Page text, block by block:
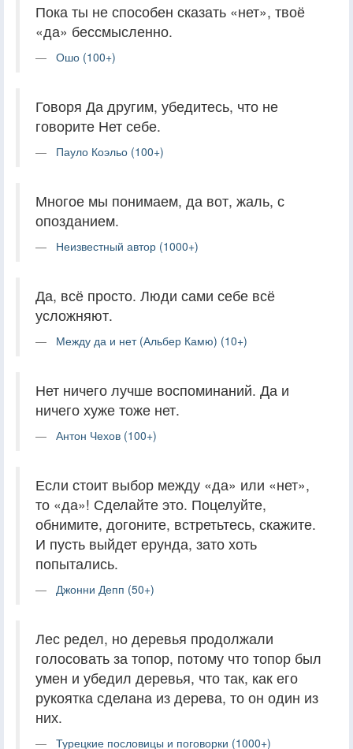
Пока ты не способен сказать «нет», твоё
«да» бессмысленно.
Ошо (100+)
Говоря Да другим, убедитесь, что не
говорите Нет себе.
Пауло Коэльо (100+)
Многое мы понимаем, да вот, жаль, с
опозданием.
Неизвестный автор (1000+)
Да, всё просто. Люди сами себе всё
усложняют.
Между да и нет (Альбер Камю) (10+)
Нет ничего лучше воспоминаний. Да и
ничего хуже тоже нет.
Антон Чехов (100+)
Если стоит выбор между «да» или «нет»,
то «да»! Сделайте это. Поцелуйте,
обнимите, догоните, встретьтесь, скажите.
И пусть выйдет ерунда, зато хоть
попытались.
Джонни Депп (50+)
Лес редел, но деревья продолжали
голосовать за топор, потому что топор был
умен и убедил деревья, что так, как его
рукоятка сделана из дерева, то он один из
них.
Турецкие пословицы и поговорки (1000+)